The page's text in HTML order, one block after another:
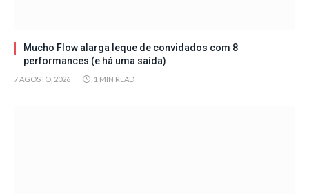
Mucho Flow alarga leque de convidados com 8
performances (e há uma saída)
7 AGOSTO, 2026 1 MIN READ